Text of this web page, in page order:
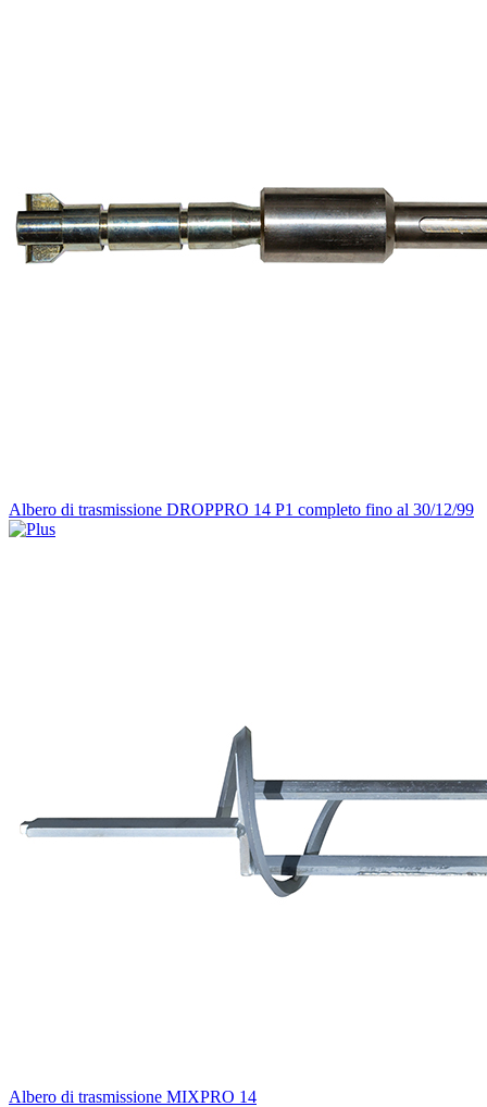
Albero di trasmissione DROPPRO 14 P1 completo fino al 30/12/99
Albero di trasmissione MIXPRO 14